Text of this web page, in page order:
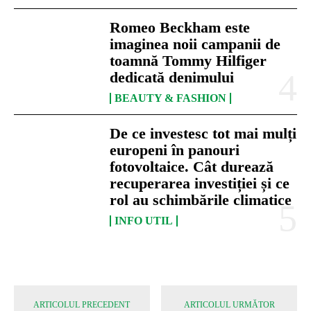
Romeo Beckham este
imaginea noii campanii de
toamnă Tommy Hilfiger
dedicată denimului
BEAUTY & FASHION
De ce investesc tot mai mulți
europeni în panouri
fotovoltaice. Cât durează
recuperarea investiției și ce
rol au schimbările climatice
INFO UTIL
ARTICOLUL PRECEDENT ARTICOLUL URMĂTOR